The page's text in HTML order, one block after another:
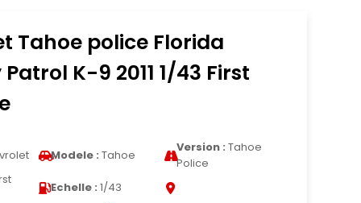
Tahoe police Florida
K-9 2011 1/43 First
Modele : Tahoe
Version : Tahoe
Police
Echelle : 1/43